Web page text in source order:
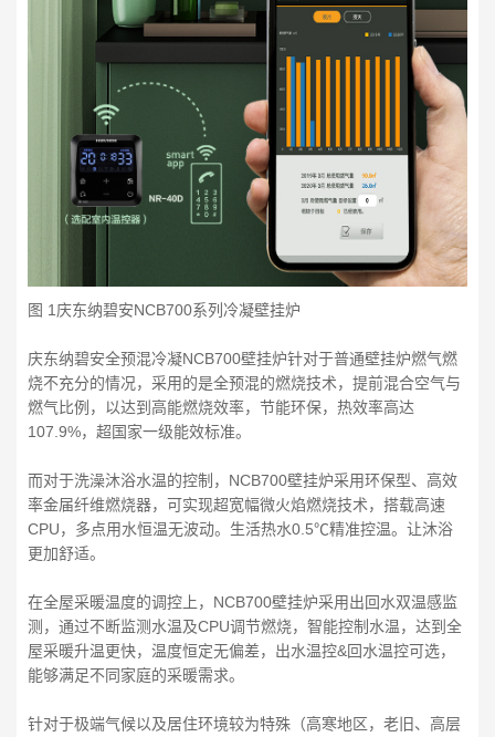
图 1庆东纳碧安NCB700系列冷凝壁挂炉
庆东纳碧安全预混冷凝NCB700壁挂炉针对于普通壁挂炉燃气燃
烧不充分的情况，采用的是全预混的燃烧技术，提前混合空气与
燃气比例，以达到高能燃烧效率，节能环保，热效率高达
107.9%，超国家一级能效标准。
而对于洗澡沐浴水温的控制，NCB700壁挂炉采用环保型、高效
率金届纤维燃烧器，可实现超宽幅微火焰燃烧技术，搭载高速
CPU，多点用水恒温无波动。生活热水0.5℃精准控温。让沐浴
更加舒适。
在全屋采暖温度的调控上，NCB700壁挂炉采用出回水双温感监
测，通过不断监测水温及CPU调节燃烧，智能控制水温，达到全
屋采暖升温更快，温度恒定无偏差，出水温控&回水温控可选，
能够满足不同家庭的采暖需求。
针对于极端气候以及居住环境较为特殊（高寒地区，老旧、高层